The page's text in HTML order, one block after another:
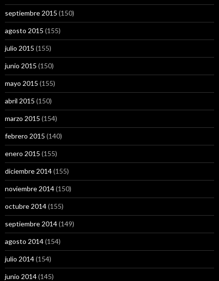
septiembre 2015 (150)
agosto 2015 (155)
julio 2015 (155)
junio 2015 (150)
mayo 2015 (155)
abril 2015 (150)
marzo 2015 (154)
febrero 2015 (140)
enero 2015 (155)
diciembre 2014(155)
noviembre 2014(150)
octubre 2014(155)
septiembre 2014(149)
agosto 2014(154)
julio 2014(154)
junio 2014(145)